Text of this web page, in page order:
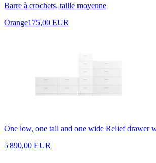
Barre à crochets, taille moyenne
Orange175,00 EUR
One low, one tall and one wide Relief drawer
5 890,00 EUR